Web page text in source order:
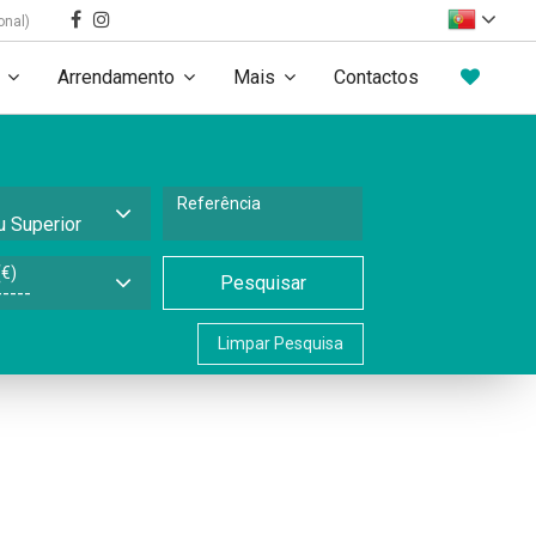
Arrendamento Mais Contactos
Referência
Pesquisar
Limpar Pesquisa